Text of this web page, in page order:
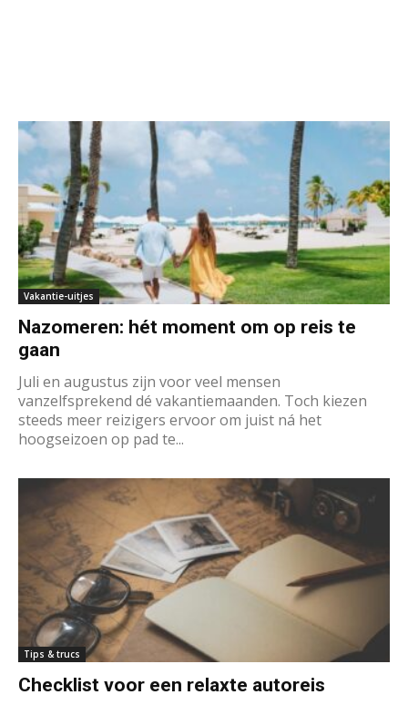
Vakantie-uitjes
Nazomeren: hét moment om op reis te
gaan
Juli en augustus zijn voor veel mensen
vanzelfsprekend dé vakantiemaanden. Toch kiezen
steeds meer reizigers ervoor om juist ná het
hoogseizoen op pad te...
Tips & trucs
Checklist voor een relaxte autoreis